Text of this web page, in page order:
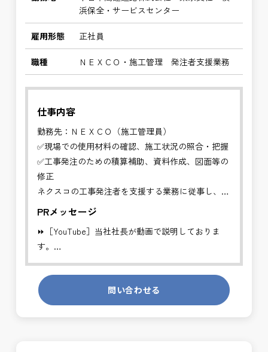
浜保全・サービスセンター
雇用形態 正社員
職種 ＮＥＸＣＯ・施工管理 発注者支援業務
仕事内容
勤務先：ＮＥＸＣＯ（施工管理員）
✅現場での使用材料の確認、施工状況の照合・把握
✅工事発注のための積算補助、資料作成、図面等の
修正
ネクスコの工事発注者を支援する業務に従事し、施
工管理や資料作
※勤務地について、ご希望のある方は別途ご相談く
ださい。
※基本的に、土日祝祭日は、休日となります。
PRメッセージ
⏩［YouTube］当社社長が動画で説明しておりま
す。
https://youtube.com/channel/
発注者側の立場で業務を行う、やりがいのあるお仕
事です。
長期的にお仕事が出来る方を募集しております。
問い合わせる